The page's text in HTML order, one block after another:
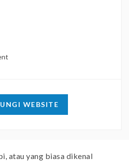
WEBSITE
atau yang biasa dikenal